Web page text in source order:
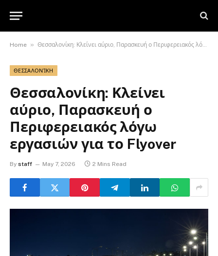
Home » Θεσσαλονίκη: Κλείνει αύριο, Παρασκευή ο Περιφερειακός λόγω εργασιών για το Flyover
ΘΕΣΣΑΛΟΝΊΚΗ
Θεσσαλονίκη: Κλείνει
αύριο, Παρασκευή ο
Περιφερειακός λόγω
εργασιών για το Flyover
By staff May 7, 2026 2 Mins Read